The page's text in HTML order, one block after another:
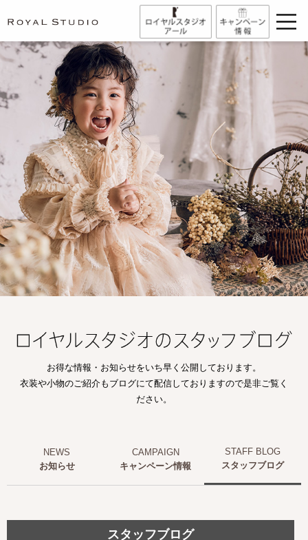
お得な情報・お知らせをいち早く公開しております。
衣装や小物のご紹介もブログにて配信しておりますので是非ご覧く
ださい。
お知らせ キャンペーン情報 スタッフブログ
スタッフブログ